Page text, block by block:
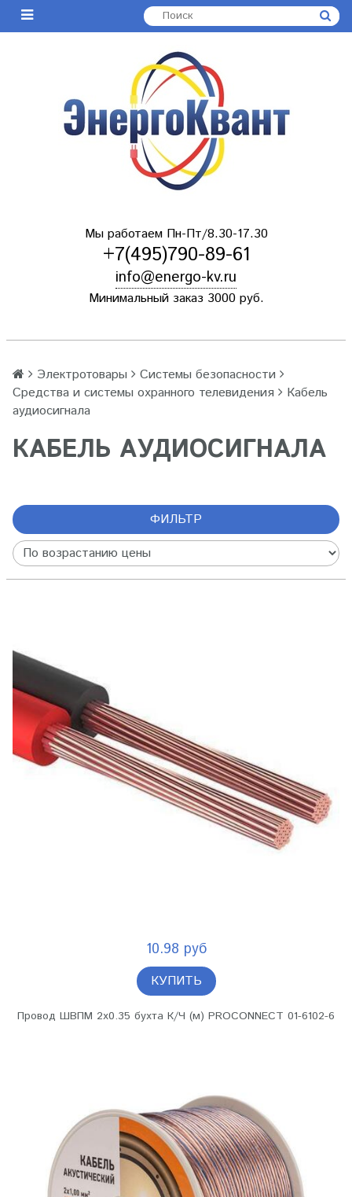
Мы работаем Пн-Пт/8.30-17.30
+7(495)790-89-61
info@energo-kv.ru
Минимальный заказ 3000 руб.
Электротовары
Системы безопасности
Средства и системы охранного телевидения
Кабель
аудиосигнала
КАБЕЛЬ АУДИОСИГНАЛА
ФИЛЬТР
10.98 руб
КУПИТЬ
Провод ШВПМ 2х0.35 бухта К/Ч (м) PROCONNECT 01-6102-6